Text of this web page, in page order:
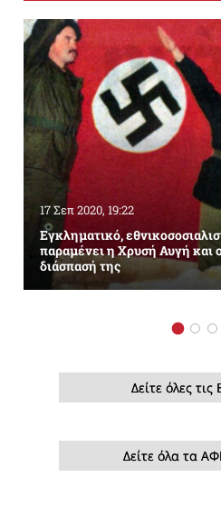
17 Σεπ 2020, 19:22
Εγκληματικό,
παραμένει η Χρυσή Αυγή και
διάσπασή της
Δείτε όλες
Δείτε όλα τα